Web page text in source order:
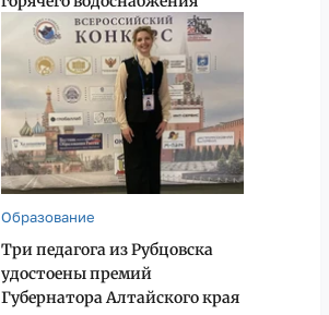
Образование
Три педагога из Рубцовска
удостоены премий
Губернатора Алтайского края